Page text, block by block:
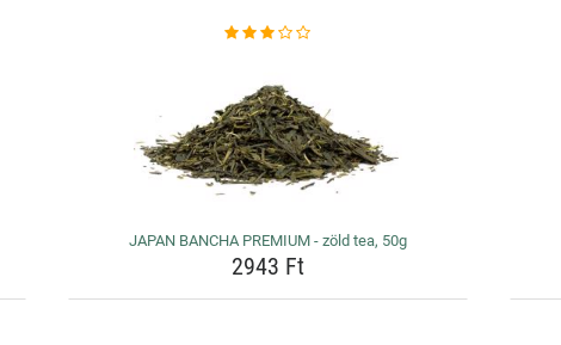
JAPAN BANCHA PREMIUM - zöld tea, 50g
2943 Ft